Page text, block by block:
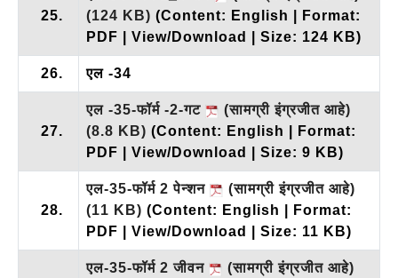
25.
(124 KB) (Content: English | Format:
PDF | View/Download | Size: 124 KB)
26. एल -34
27.
एल -35-फॉर्म -2-गट
(सामग्री इंग्रजीत आहे)
(8.8 KB) (Content: English | Format:
PDF | View/Download | Size: 9 KB)
28.
एल-35-फॉर्म 2 पेन्शन
(सामग्री इंग्रजीत आहे)
(11 KB) (Content: English | Format:
PDF | View/Download | Size: 11 KB)
एल-35-फॉर्म 2 जीवन
(सामग्री इंग्रजीत आहे)